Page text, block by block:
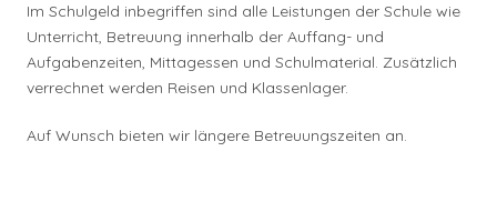
Im Schulgeld inbegriffen sind alle Leistungen der Schule wie
Unterricht, Betreuung innerhalb der Auffang- und
Aufgabenzeiten, Mittagessen und Schulmaterial. Zusätzlich
verrechnet werden Reisen und Klassenlager.
Auf Wunsch bieten wir längere Betreuungszeiten an.